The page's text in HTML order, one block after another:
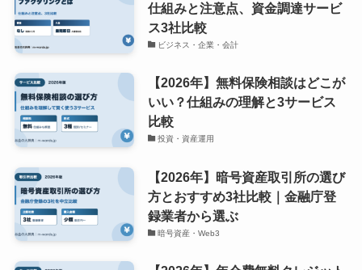
仕組みと注意点、資金調達サービ
ス3社比較
ビジネス・企業・会計
【2026年】無料保険相談はどこが
いい？仕組みの理解と3サービス
比較
投資・資産運用
【2026年】暗号資産取引所の選び
方とおすすめ3社比較｜金融庁登
録業者から選ぶ
暗号資産・Web3